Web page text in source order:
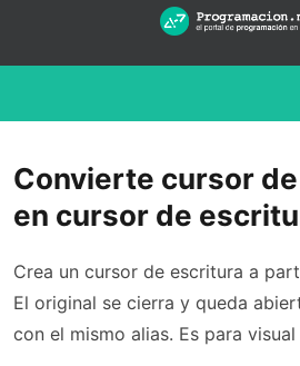
Convierte cursor
en cursor de
Crea un cursor de escritura a
El original se cierra y queda
con el mismo alias. Es para